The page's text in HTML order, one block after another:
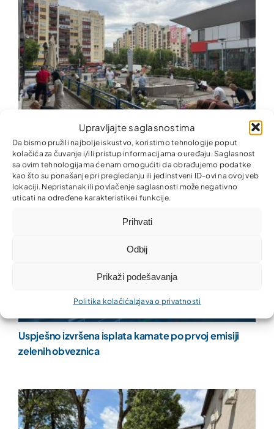
Upravljajte saglasnostima
Da bismo pružili najbolje iskustvo, koristimo tehnologije poput
kolačića za čuvanje i/ili pristup informacijama o uređaju. Saglasnost
sa ovim tehnologijama će nam omogućiti da obrađujemo podatke
kao što su ponašanje pri pregledanju ili jedinstveni ID-ovi na ovoj veb
lokaciji. Nepristanak ili povlačenje saglasnosti može negativno
uticati na određene karakteristike i funkcije.
Prihvati
Odbij
Prikaži podešavanja
Politika kolačića Izjava o privatnosti
Zajedno za ljepšu i uredniju zajednicu!
Uspješno izvršena isplata kamate po prvoj emisiji
zelenih obveznica